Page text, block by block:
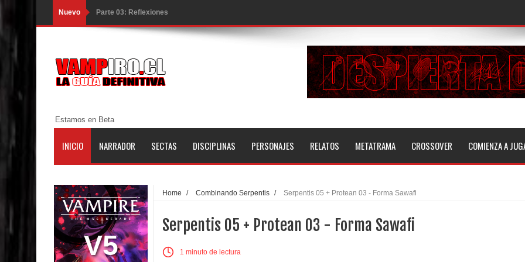
Nuevo Parte 02: Un Bicho Raro
Parte 01: Una Misión de Locos
Parte 03: Forastero en Tierra Muerta
Parte 10: El Secreto
Parte 06: El Trato con los Muertos
Parte 05: Sitiados
Parte 04: Se Descubre el Pastel
Parte 03: Una Piraña en el Bidé
Estamos en Beta
INICIO NARRADOR SECTAS DISCIPLINAS PERSONAJES RELATOS METATRAMA CROSSOVER COMIENZA A
V5
Home / Combinando Serpentis / Serpentis 05 + Protean 03 - Forma Sawafi
Serpentis 05 + Protean 03 - Forma Sawafi
1 minuto de lectura